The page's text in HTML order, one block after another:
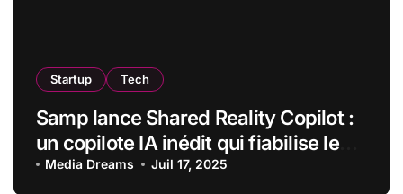
Startup Tech
Samp lance Shared Reality Copilot :
un copilote IA inédit qui fiabilise les
données terrain et cartographie les
Media Dreams Juil 17, 2025